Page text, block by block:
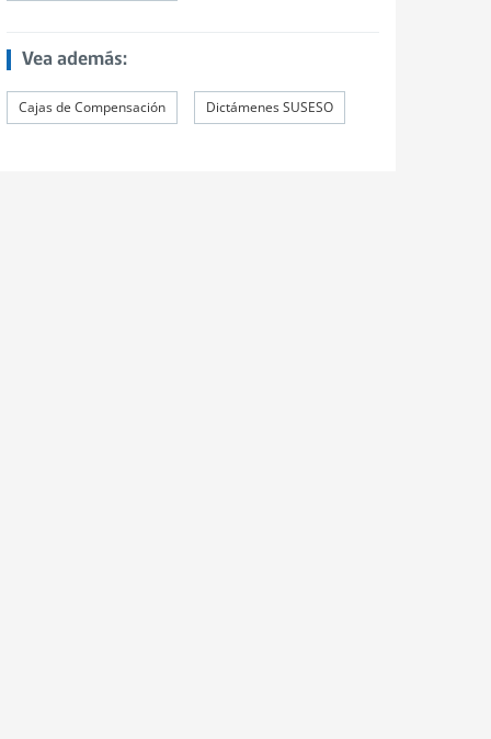
Vea además:
Cajas de Compensación Dictámenes SUSESO